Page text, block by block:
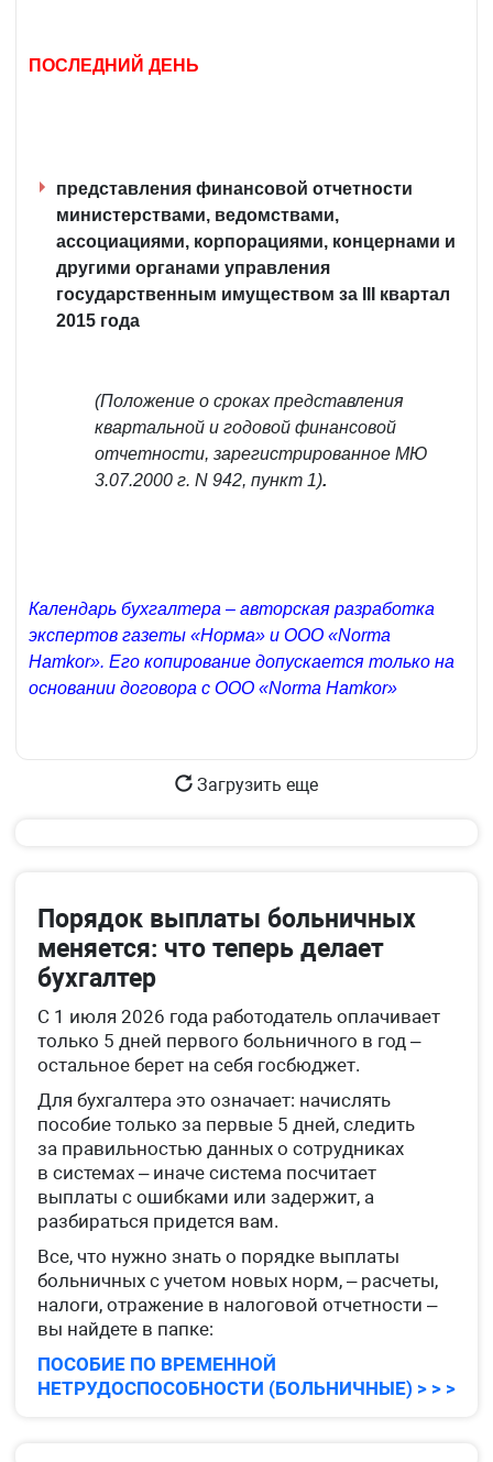
ПОСЛЕДНИЙ ДЕНЬ
представления финансовой отчетности
министерствами, ведомствами,
ассоциациями, корпорациями, концернами и
другими органами управления
государственным имуществом за III квартал
2015 года
(Положение о сроках представления
квартальной и годовой финансовой
отчетности, зарегистрированное МЮ
3.07.2000 г. N 942, пункт 1).
Календарь бухгалтера – авторская разработка
экспертов газеты «Норма» и ООО «Norma
Hamkor». Его копирование допускается только на
основании договора с ООО «Norma Hamkor»
Загрузить еще
Порядок выплаты больничных
меняется: что теперь делает
бухгалтер
С 1 июля 2026 года работодатель оплачивает
только 5 дней первого больничного в год –
остальное берет на себя госбюджет.
Для бухгалтера это означает: начислять
пособие только за первые 5 дней, следить
за правильностью данных о сотрудниках
в системах – иначе система посчитает
выплаты с ошибками или задержит, а
разбираться придется вам.
Все, что нужно знать о порядке выплаты
больничных с учетом новых норм, – расчеты,
налоги, отражение в налоговой отчетности –
вы найдете в папке:
ПОСОБИЕ ПО ВРЕМЕННОЙ
НЕТРУДОСПОСОБНОСТИ (БОЛЬНИЧНЫЕ) > > >